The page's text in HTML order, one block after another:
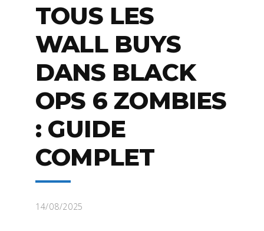
TOUS LES
WALL BUYS
DANS BLACK
OPS 6 ZOMBIES
: GUIDE
COMPLET
14/08/2025